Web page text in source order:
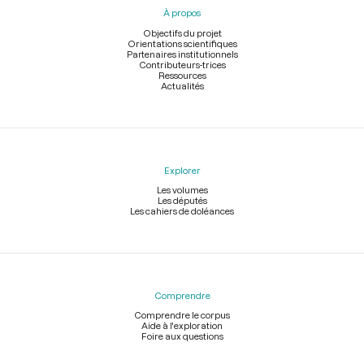
À propos
Objectifs du projet
Orientations scientifiques
Partenaires institutionnels
Contributeurs-trices
Ressources
Actualités
Explorer
Les volumes
Les députés
Les cahiers de doléances
Comprendre
Comprendre le corpus
Aide à l'exploration
Foire aux questions